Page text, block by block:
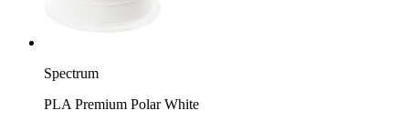
Spectrum
PLA Premium Polar White